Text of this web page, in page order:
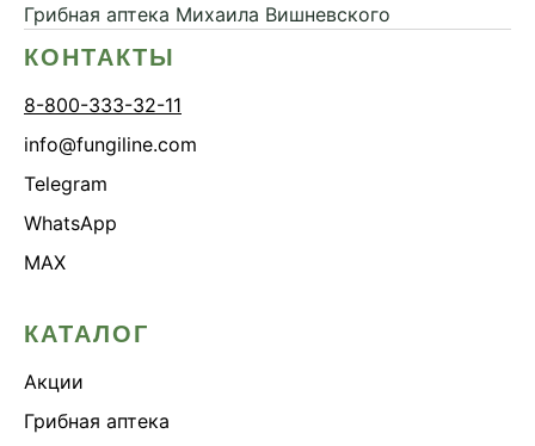
Грибная аптека Михаила Вишневского
КОНТАКТЫ
8-800-333-32-11
info@fungiline.com
Telegram
WhatsApp
MAX
КАТАЛОГ
Акции
Грибная аптека